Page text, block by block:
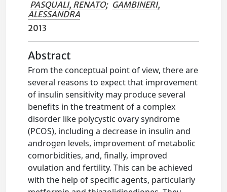
PASQUALI, RENATO; GAMBINERI,
ALESSANDRA
2013
Abstract
From the conceptual point of view, there are
several reasons to expect that improvement
of insulin sensitivity may produce several
benefits in the treatment of a complex
disorder like polycystic ovary syndrome
(PCOS), including a decrease in insulin and
androgen levels, improvement of metabolic
comorbidities, and, finally, improved
ovulation and fertility. This can be achieved
with the help of specific agents, particularly